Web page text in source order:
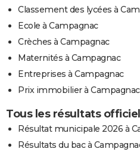
Classement des lycées à
Ecole à Campagnac
Crèches à Campagnac
Maternités à Campagnac
Entreprises à Campagnac
Prix immobilier à Campagnac
Tous les résultats
Résultat municipale 2026 à
Résultats du bac à